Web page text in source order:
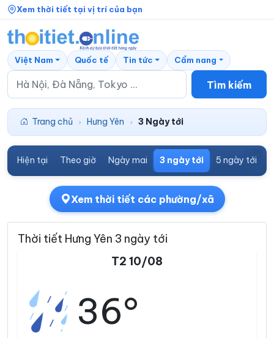
Xem thời tiết tại vị trí của bạn
Tìm kiếm
Việt Nam Quốc tế Tin tức Cẩm nang
Trang chủ › Hưng Yên › 3 Ngày tới
Hiện tại Theo giờ Ngày mai 3 ngày tới 5 ngày tới
Xem thời tiết các phường/xã
Thời tiết Hưng Yên 3 ngày tới
T2 10/08
36°